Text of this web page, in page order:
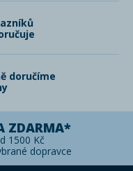
doručíme
ZDARMA*
1500 Kč
dopravce